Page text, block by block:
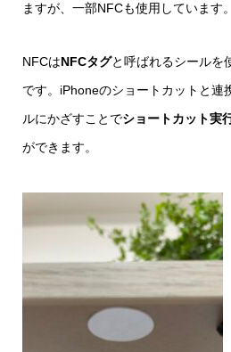
ますが、一部NFCも使用しています。
NFCはNFCタグと呼ばれるシールを
です。iPhoneのショートカットと連
ルにかざすことでショートカット実
ができます。